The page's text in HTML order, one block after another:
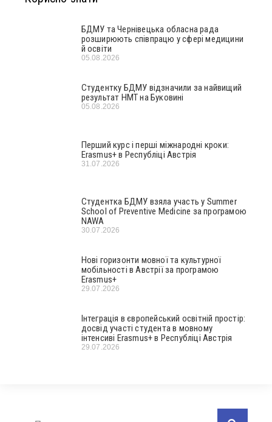
БДМУ та Чернівецька обласна рада
розширюють співпрацю у сфері медицини
й освіти
05.08.2026
Студентку БДМУ відзначили за найвищий
результат НМТ на Буковині
05.08.2026
Перший курс і перші міжнародні кроки:
Erasmus+ в Республіці Австрія
31.07.2026
Студентка БДМУ взяла участь у Summer
School of Preventive Medicine за програмою
NAWA
30.07.2026
Нові горизонти мовної та культурної
мобільності в Австрії за програмою
Erasmus+
29.07.2026
Інтеграція в європейський освітній простір:
досвід участі студента в мовному
інтенсиві Erasmus+ в Республіці Австрія
29.07.2026